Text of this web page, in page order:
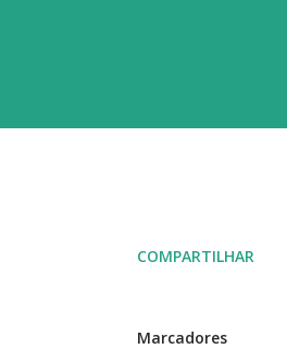
COMPARTILHAR
Marcadores